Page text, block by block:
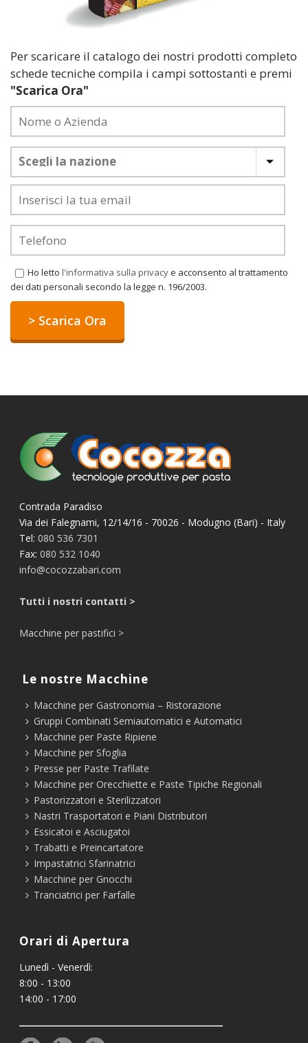
Per scaricare il catalogo dei nostri prodotti completo
schede tecniche compila i campi sottostanti e premi
"Scarica Ora"
Ho letto l'informativa sulla privacye acconsento al trattamento
dei dati personali secondo la legge n. 196/2003.
Contrada Paradiso
Via dei Falegnami, 12/14/16 - 70026 - Modugno (Bari) - Italy
Tel:080 536 7301
Fax:080 532 1040
info@cocozzabari.com
Tutti i nostri contatti >
Macchine per pastifici >
Le nostre Macchine
Macchine per Gastronomia – Ristorazione
Gruppi Combinati Semiautomatici e Automatici
Macchine per Paste Ripiene
Macchine per Sfoglia
Presse per Paste Trafilate
Macchine per Orecchiette e Paste Tipiche Regionali
Pastorizzatori e Sterilizzatori
Nastri Trasportatori e Piani Distributori
Essicatoi e Asciugatoi
Trabatti e Preincartatore
Impastatrici Sfarinatrici
Macchine per Gnocchi
Tranciatrici per Farfalle
Orari di Apertura
Lunedì - Venerdì:
8:00 - 13:00
14:00 - 17:00